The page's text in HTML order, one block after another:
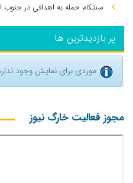
سنتکام حمله به اهدافی در جنوب
پر بازدیدترین ها
موردی برای نمایش وجود
مجوز فعالیت خارگ نیوز